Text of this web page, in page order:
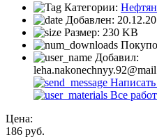
Категории:
Добавлен:
Размер: 230 KB
Добавил:
Все
Цена:
186 руб.